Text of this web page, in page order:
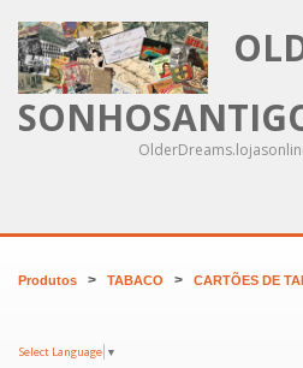
Produtos > TABACO > CARTÕES DE
Select Language ▼